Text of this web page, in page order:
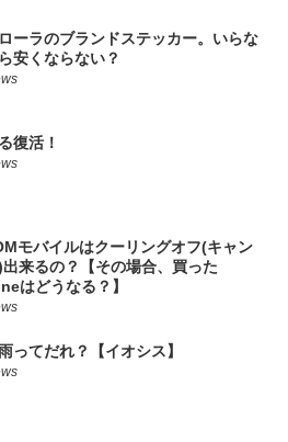
ーラのブランドステッカー。いらな
安くならない？
復活！
モバイルはクーリングオフ(キャン
来るの？【その場合、買った
はどうなる？】
ってだれ？【イオシス】